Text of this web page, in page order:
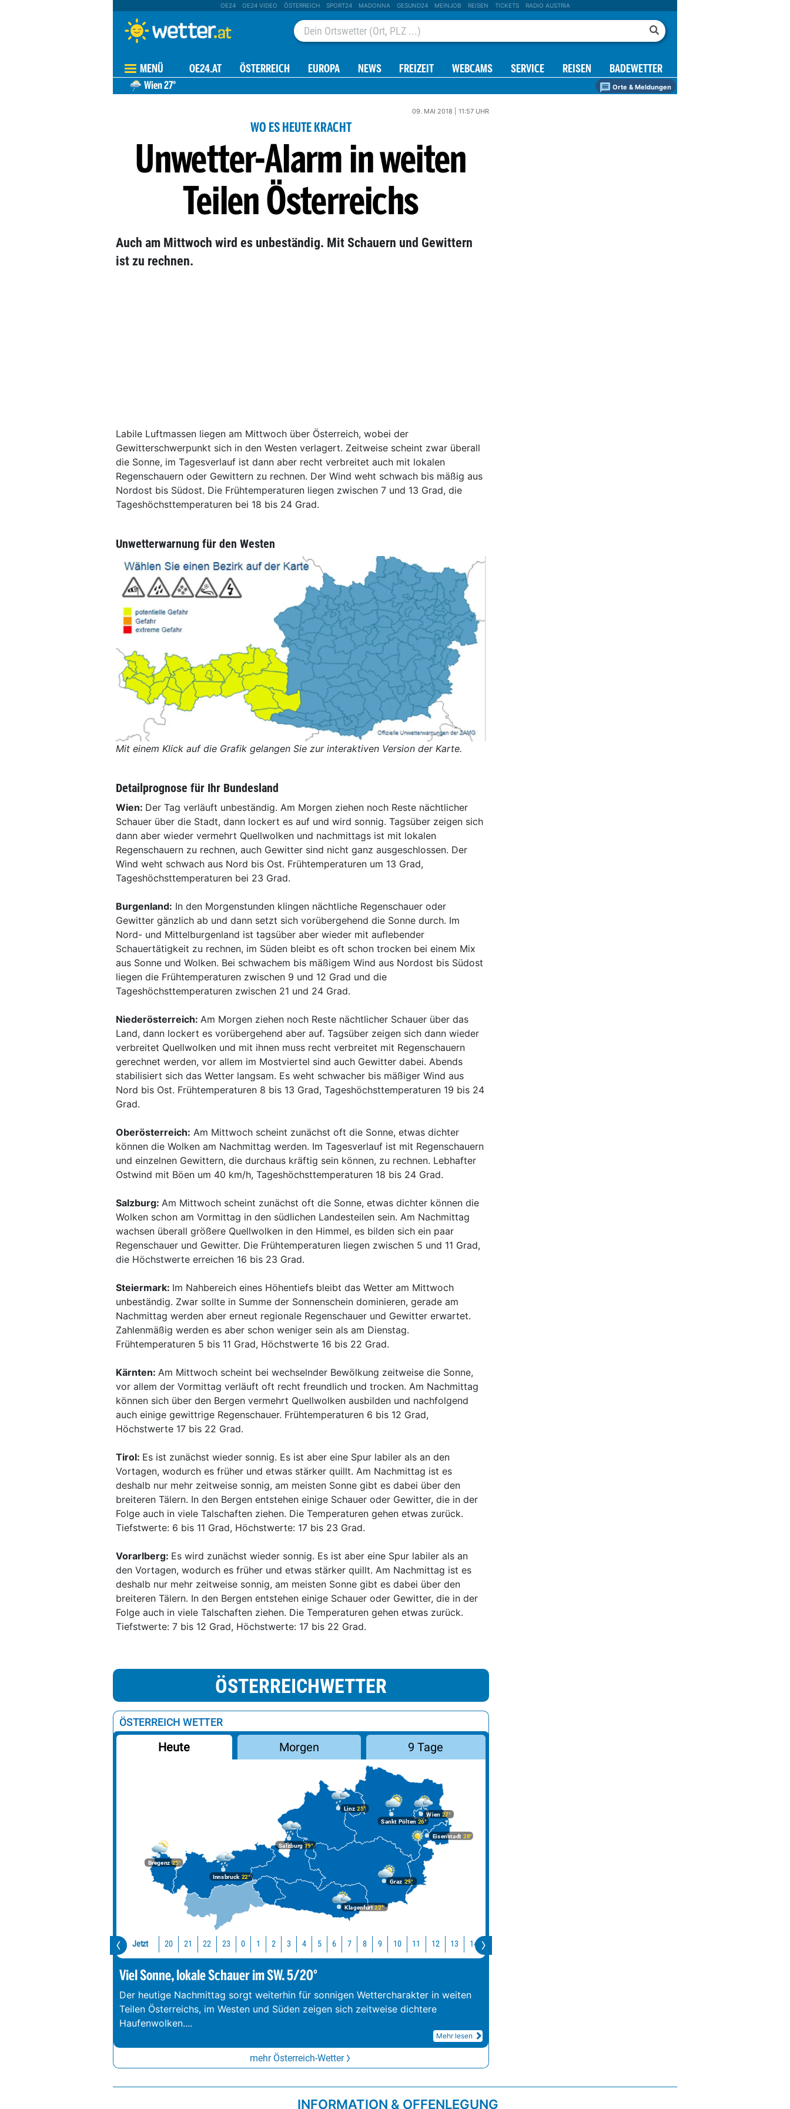
OE24 OE24 VIDEO ÖSTERREICH SPORT24 MADONNA GESUND24 MEINJOB REISEN TICKETS RADIO AUSTRIA
MENÜ OE24.AT ÖSTERREICH EUROPA NEWS FREIZEIT WEBCAMS SERVICE REISEN BADEWETTER
Wien27° Orte & Meldungen
09. MAI 2018 | 11:57 UHR
WO ES HEUTE KRACHT
Unwetter-Alarm in weiten
Teilen Österreichs
Auch am Mittwoch wird es unbeständig. Mit Schauern und Gewittern
ist zu rechnen.
Labile Luftmassen liegen am Mittwoch über Österreich, wobei der
Gewitterschwerpunkt sich in den Westen verlagert. Zeitweise scheint zwar überall
die Sonne, im Tagesverlauf ist dann aber recht verbreitet auch mit lokalen
Regenschauern oder Gewittern zu rechnen. Der Wind weht schwach bis mäßig aus
Nordost bis Südost. Die Frühtemperaturen liegen zwischen 7 und 13 Grad, die
Tageshöchsttemperaturen bei 18 bis 24 Grad.
Unwetterwarnung für den Westen
Mit einem Klick auf die Grafik gelangen Sie zur interaktiven Version der Karte.
Detailprognose für Ihr Bundesland
Wien: Der Tag verläuft unbeständig. Am Morgen ziehen noch Reste nächtlicher
Schauer über die Stadt, dann lockert es auf und wird sonnig. Tagsüber zeigen sich
dann aber wieder vermehrt Quellwolken und nachmittags ist mit lokalen
Regenschauern zu rechnen, auch Gewitter sind nicht ganz ausgeschlossen. Der
Wind weht schwach aus Nord bis Ost. Frühtemperaturen um 13 Grad,
Tageshöchsttemperaturen bei 23 Grad.
Burgenland: In den Morgenstunden klingen nächtliche Regenschauer oder
Gewitter gänzlich ab und dann setzt sich vorübergehend die Sonne durch. Im
Nord- und Mittelburgenland ist tagsüber aber wieder mit auflebender
Schauertätigkeit zu rechnen, im Süden bleibt es oft schon trocken bei einem Mix
aus Sonne und Wolken. Bei schwachem bis mäßigem Wind aus Nordost bis Südost
liegen die Frühtemperaturen zwischen 9 und 12 Grad und die
Tageshöchsttemperaturen zwischen 21 und 24 Grad.
Niederösterreich: Am Morgen ziehen noch Reste nächtlicher Schauer über das
Land, dann lockert es vorübergehend aber auf. Tagsüber zeigen sich dann wieder
verbreitet Quellwolken und mit ihnen muss recht verbreitet mit Regenschauern
gerechnet werden, vor allem im Mostviertel sind auch Gewitter dabei. Abends
stabilisiert sich das Wetter langsam. Es weht schwacher bis mäßiger Wind aus
Nord bis Ost. Frühtemperaturen 8 bis 13 Grad, Tageshöchsttemperaturen 19 bis 24
Grad.
Oberösterreich: Am Mittwoch scheint zunächst oft die Sonne, etwas dichter
können die Wolken am Nachmittag werden. Im Tagesverlauf ist mit Regenschauern
und einzelnen Gewittern, die durchaus kräftig sein können, zu rechnen. Lebhafter
Ostwind mit Böen um 40 km/h, Tageshöchsttemperaturen 18 bis 24 Grad.
Salzburg: Am Mittwoch scheint zunächst oft die Sonne, etwas dichter können die
Wolken schon am Vormittag in den südlichen Landesteilen sein. Am Nachmittag
wachsen überall größere Quellwolken in den Himmel, es bilden sich ein paar
Regenschauer und Gewitter. Die Frühtemperaturen liegen zwischen 5 und 11 Grad,
die Höchstwerte erreichen 16 bis 23 Grad.
Steiermark: Im Nahbereich eines Höhentiefs bleibt das Wetter am Mittwoch
unbeständig. Zwar sollte in Summe der Sonnenschein dominieren, gerade am
Nachmittag werden aber erneut regionale Regenschauer und Gewitter erwartet.
Zahlenmäßig werden es aber schon weniger sein als am Dienstag.
Frühtemperaturen 5 bis 11 Grad, Höchstwerte 16 bis 22 Grad.
Kärnten: Am Mittwoch scheint bei wechselnder Bewölkung zeitweise die Sonne,
vor allem der Vormittag verläuft oft recht freundlich und trocken. Am Nachmittag
können sich über den Bergen vermehrt Quellwolken ausbilden und nachfolgend
auch einige gewittrige Regenschauer. Frühtemperaturen 6 bis 12 Grad,
Höchstwerte 17 bis 22 Grad.
Tirol: Es ist zunächst wieder sonnig. Es ist aber eine Spur labiler als an den
Vortagen, wodurch es früher und etwas stärker quillt. Am Nachmittag ist es
deshalb nur mehr zeitweise sonnig, am meisten Sonne gibt es dabei über den
breiteren Tälern. In den Bergen entstehen einige Schauer oder Gewitter, die in der
Folge auch in viele Talschaften ziehen. Die Temperaturen gehen etwas zurück.
Tiefstwerte: 6 bis 11 Grad, Höchstwerte: 17 bis 23 Grad.
Vorarlberg: Es wird zunächst wieder sonnig. Es ist aber eine Spur labiler als an
den Vortagen, wodurch es früher und etwas stärker quillt. Am Nachmittag ist es
deshalb nur mehr zeitweise sonnig, am meisten Sonne gibt es dabei über den
breiteren Tälern. In den Bergen entstehen einige Schauer oder Gewitter, die in der
Folge auch in viele Talschaften ziehen. Die Temperaturen gehen etwas zurück.
Tiefstwerte: 7 bis 12 Grad, Höchstwerte: 17 bis 22 Grad.
ÖSTERREICHWETTER
ÖSTERREICH WETTER
Heute Morgen 9 Tage
Bregenz25°
Graz 29°
Innsbruck22°
Klagenfurt22°
Linz 25°
Salzburg19°
Wien 27°
Eisenstadt 28°
Sankt Pölten 26°
Jetzt 20 21 22 23 0 1 2 3 4 5 6 7 8 9 10 11 12 13 14
Viel Sonne, lokale Schauer im SW. 5/20°
Der heutige Nachmittag sorgt weiterhin für sonnigen Wettercharakter in weiten
Teilen Österreichs, im Westen und Süden zeigen sich zeitweise dichtere
Haufenwolken....
Mehr lesen
mehr Österreich-Wetter
INFORMATION & OFFENLEGUNG